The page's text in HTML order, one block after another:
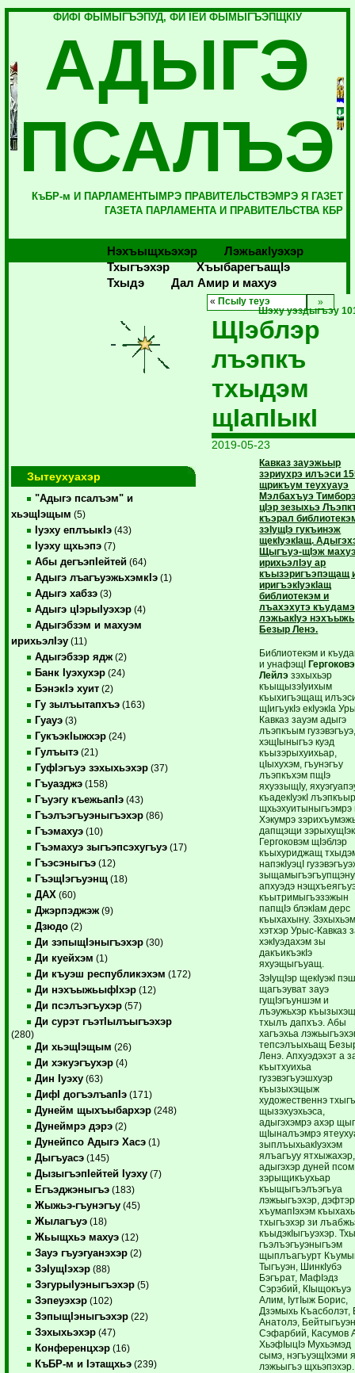
ФИФI ФЫМЫГЪЭПУД, ФИ IЕЙ ФЫМЫГЪЭПЩКIУ
АДЫГЭ
ПСАЛЪЭ
КъБР-м И ПАРЛАМЕНТЫМРЭ ПРАВИТЕЛЬСТВЭМРЭ Я ГАЗЕТ
ГАЗЕТА ПАРЛАМЕНТА И ПРАВИТЕЛЬСТВА КБР
Нэхъыщхьэхэр
Лэжьакlуэхэр
Тхыгъэхэр
Хъыбарегъащlэ
Тхыдэ
Дал Амир и махуэ
Зытеухуахэр
"Адыгэ псалъэм" и
хьэщIэщым (5)
Iуэху еплъыкIэ (43)
Iуэху щхьэпэ (7)
Абы дегъэпIейтей (64)
Адыгэ лъагъуэжьхэмкIэ (1)
Адыгэ хабзэ (3)
Адыгэ цIэрыIуэхэр (4)
Адыгэбзэм и махуэм
ирихьэлIэу (11)
Адыгэбзэр ядж (2)
Банк Iуэхухэр (24)
БэнэкIэ хуит (2)
Гу зылъытапхъэ (163)
Гуауэ (3)
ГукъэкIыжхэр (24)
Гулъытэ (21)
ГуфIэгъуэ зэхыхьэхэр (37)
Гъуазджэ (158)
Гъуэгу къежьапIэ (43)
Гъэлъэгъуэныгъэхэр (86)
Гъэмахуэ (10)
Гъэмахуэ зыгъэпсэхугъуэ (17)
Гъэсэныгъэ (12)
ГъэщIэгъуэнщ (18)
ДАХ (60)
Джэрпэджэж (9)
Дзюдо (2)
Ди зэпыщIэныгъэхэр (30)
Ди куейхэм (1)
Ди къуэш республикэхэм (172)
Ди нэхъыжьыфIхэр (12)
Ди псэлъэгъухэр (57)
Ди сурэт гъэтIылъыгъэхэр
(280)
Ди хьэщIэщым (26)
Ди хэкуэгъухэр (4)
Дин Iуэху (63)
ДифI догъэлъапIэ (171)
Дунейм щыхъыбархэр (248)
Дунеймрэ дэрэ (2)
Дунейпсо Адыгэ Хасэ (1)
Дыгъуасэ (145)
ДызыгъэпIейтей Iуэху (7)
Егъэджэныгъэ (183)
Жыжьэ-гъунэгъу (45)
Жылагъуэ (18)
Жьыщхьэ махуэ (12)
Зауэ гъуэгуанэхэр (2)
ЗэIущIэхэр (88)
ЗэгурыIуэныгъэхэр (5)
Зэпеуэхэр (102)
ЗэпыщIэныгъэхэр (22)
Зэхыхьэхэр (47)
Конференцхэр (16)
КъБР-м и Iэтащхьэ (239)
« ПсыIу теуэ
Шэху уэздыгъэу
ЩIэблэр
лъэпкъ
тхыдэм
щIапIыкI
2019-05-23
Кавказ зауэжьыр
зэриухрэ илъэси
щрикъум теухуауэ
Мэлбахъуэ
цIэр зезыхьэ
къэрал
зэIущIэ гукъинэж
щекIуэкIащ.
Щыгъуэ-щIэж
ирихьэлIэу ар
къызэригъэпэщащ
иригъэкIуэкIащ
библиотекэм и
лъахэхутэ
лэжьакIуэ нэхъыжь
Безыр Ленэ.
Библиотекэм и
и унафэщIГергоковэ
Лейлэ зэхыхьэр
къыщызэIуихым
къыхигъэщащ
щIигъукIэ екIуэкIа
Кавказ зауэм адыгэ
лъэпкъым
хэщIыныгъэ куэд
къызэрыхуихьар,
цIыхухэм, гъунэгъу
лъэпкъхэм пщIэ
яхуэзыщIу,
къадекIуэкI
щхьэхуитыныгъэмрэ
Хэкумрэ
дапщэщи
Гергоковэм щIэблэр
къыхуриджащ
напэкIуэцI
апхуэдэ
къытримыгъэзэжын
папщIэ блэкIам дерс
къыхахыну.
хэтхэр Урыс-Кавказ
хэкIуэдахэм зы
дакъикъэкIэ
яхуэщыгъуащ.
ЗэIущIэр щекIуэкI
щагъэуват зауэ
гущIэгъуншэм и
лъэужьхэр
тхылъ дапхъэ. Абы
хагъэхьа
тепсэлъыхьащ
Ленэ. Апхуэдэхэт а
къытхуихьа
гузэвэгъуэшхуэр
къызыхэщыж
художественнэ
щызэхуэхьэса,
адыгэхэмрэ ахэр
щIыналъэмрэ
зыплъыхьакIуэхэм
ялъагъуу ятхыжахэр,
адыгэхэр дуней псом
зэрыщикъухьар
къыщыгъэлъэгъуа
лэжьыгъэхэр, дэфтэр
хъумапIэхэм
тхыгъэхэр зи
къыдэкIыгъуэхэр.
гъэлъэгъуэныгъэм
щыплъагъурт
Тыгъуэн, ШинкIубэ
Бэгърат, МафIэдз
Сэрэбий, КIыщокъуэ
Алим, IутIыж Борис,
Дзэмыхь Къасболэт,
Анатолэ,
Сэфарбий, Касумов
ХьэфIыцIэ Мухьэмэд
сымэ, нэгъуэщIхэми
лэжьыгъэ щхьэпэхэр.